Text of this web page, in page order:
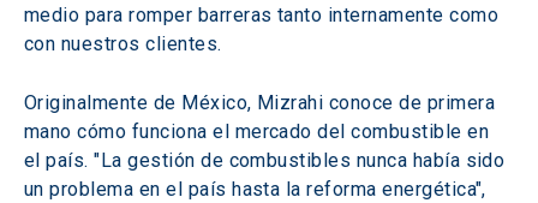
medio para romper barreras tanto internamente como
con nuestros clientes.
Originalmente de México, Mizrahi conoce de primera
mano cómo funciona el mercado del combustible en
el país. "La gestión de combustibles nunca había sido
un problema en el país hasta la reforma energética",